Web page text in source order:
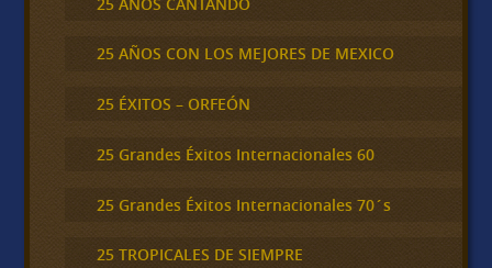
25 AÑOS CON LOS MEJORES DE MEXICO
25 ÉXITOS – ORFEÓN
25 Grandes Éxitos Internacionales 60
25 Grandes Éxitos Internacionales 70´s
25 TROPICALES DE SIEMPRE